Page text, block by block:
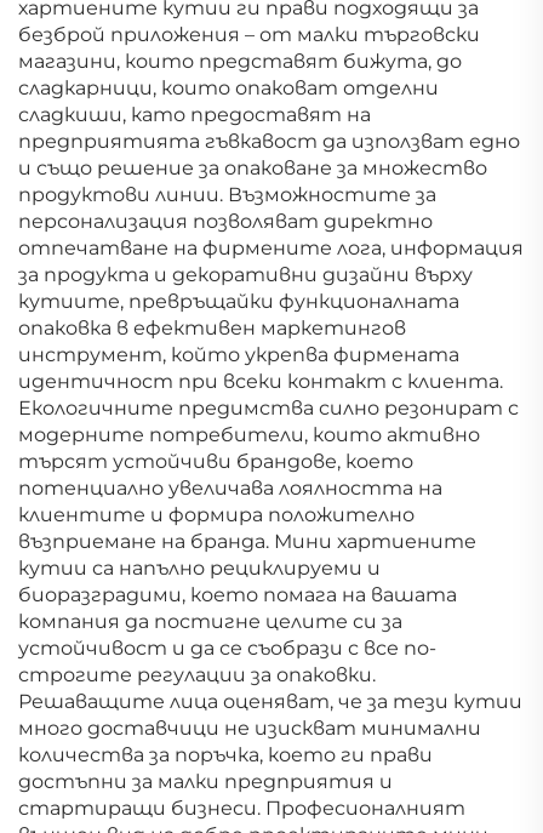
хартиените кутии ги прави подходящи за
безброй приложения – от малки търговски
магазини, които представят бижута, до
сладкарници, които опаковат отделни
сладкиши, като предоставят на
предприятията гъвкавост да използват едно
и също решение за опаковане за множество
продуктови линии. Възможностите за
персонализация позволяват директно
отпечатване на фирмените лога, информация
за продукта и декоративни дизайни върху
кутиите, превръщайки функционалната
опаковка в ефективен маркетингов
инструмент, който укрепва фирмената
идентичност при всеки контакт с клиента.
Екологичните предимства силно резонират с
модерните потребители, които активно
търсят устойчиви брандове, което
потенциално увеличава лоялността на
клиентите и формира положително
възприемане на бранда. Мини хартиените
кутии са напълно рециклируеми и
биоразградими, което помага на вашата
компания да постигне целите си за
устойчивост и да се съобрази с все по-
строгите регулации за опаковки.
Решаващите лица оценяват, че за тези кутии
много доставчици не изискват минимални
количества за поръчка, което ги прави
достъпни за малки предприятия и
стартиращи бизнеси. Професионалният